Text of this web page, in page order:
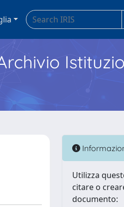
Utilizza
citare o
documento: